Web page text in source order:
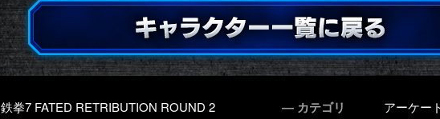
鉄拳7 FATED RETRIBUTION ROUND 2 ― カテゴリ アーケー